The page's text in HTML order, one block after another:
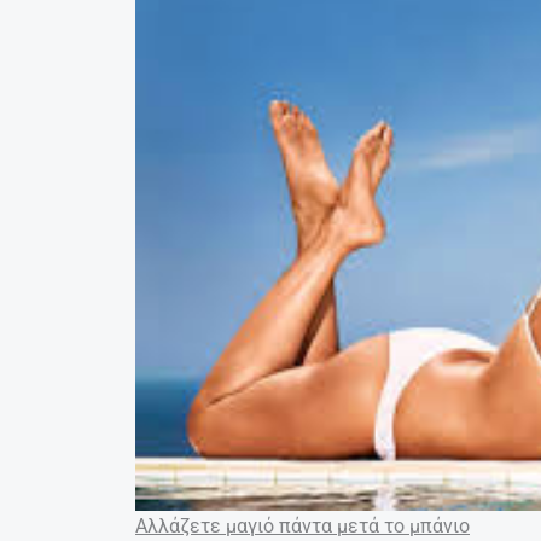
Αλλάζετε μαγιό πάντα μετά το μπάνιο